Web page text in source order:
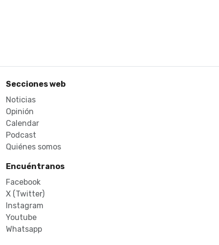
Secciones web
Noticias
Opinión
Calendar
Podcast
Quiénes somos
Encuéntranos
Facebook
X (Twitter)
Instagram
Youtube
Whatsapp